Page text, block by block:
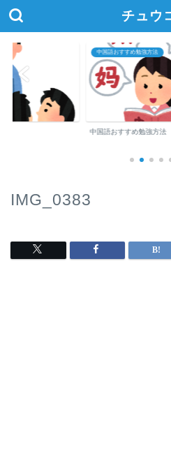
チュウ
中国語おすすめ勉強方法
中国語おすすめ勉強方法
IMG_0383